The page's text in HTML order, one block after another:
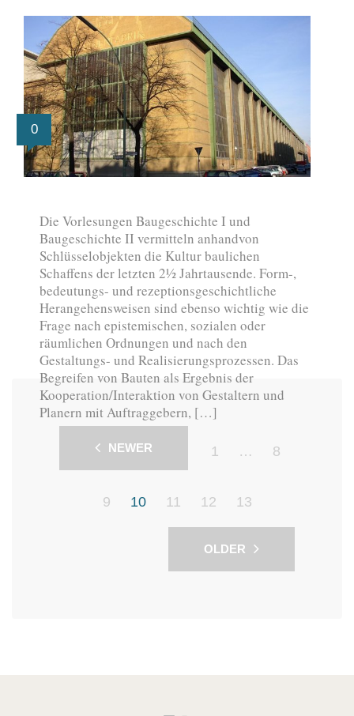
0
Die Vorlesungen Baugeschichte I und
Baugeschichte II vermitteln anhandvon
Schlüsselobjekten die Kultur baulichen
Schaffens der letzten 2½ Jahrtausende. Form-,
bedeutungs- und rezeptionsgeschichtliche
Herangehensweisen sind ebenso wichtig wie die
Frage nach epistemischen, sozialen oder
räumlichen Ordnungen und nach den
Gestaltungs- und Realisierungsprozessen. Das
Begreifen von Bauten als Ergebnis der
Kooperation/Interaktion von Gestaltern und
Planern mit Auftraggebern, […]
NEWER 1 … 8
9 10 11 12 13
OLDER